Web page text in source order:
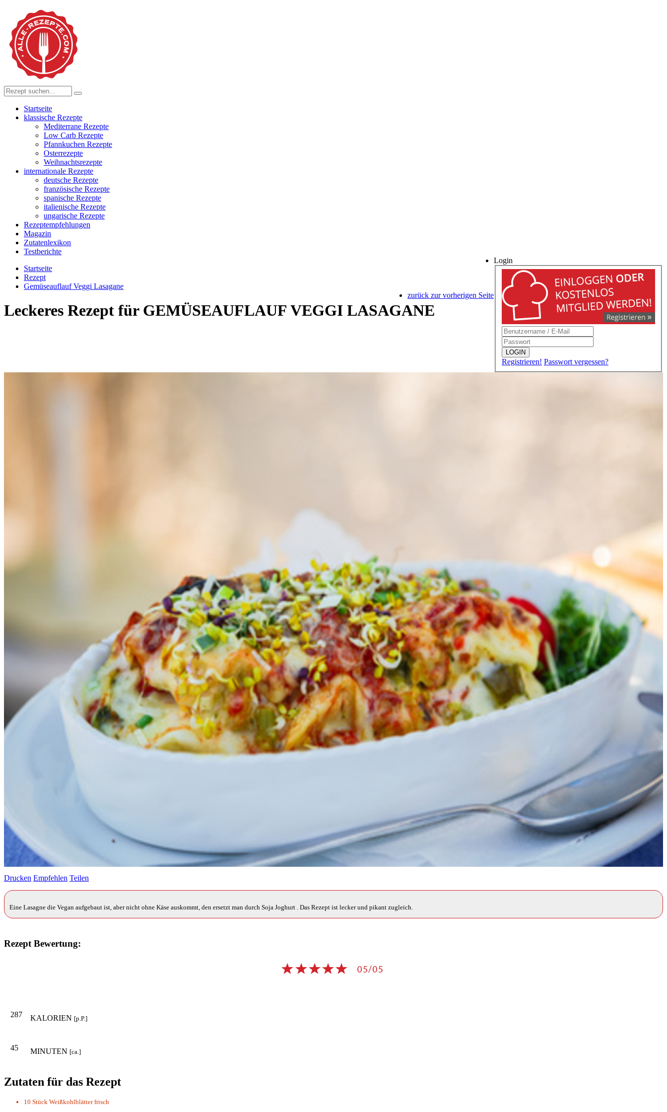
Startseite
klassische Rezepte
Mediterrane Rezepte
Low Carb Rezepte
Pfannkuchen Rezepte
Osterrezepte
Weihnachtsrezepte
internationale Rezepte
deutsche Rezepte
französische Rezepte
spanische Rezepte
italienische Rezepte
ungarische Rezepte
Rezeptempfehlungen
Magazin
Zutatenlexikon
Testberichte
Login
LOGIN
Registrieren! Passwort vergessen?
Startseite
Rezept
Gemüseauflauf Veggi Lasagane
zurück zur vorherigen Seite
Leckeres Rezept für GEMÜSEAUFLAUF VEGGI LASAGANE
Drucken Empfehlen Teilen
Eine Lasagne die Vegan aufgebaut ist, aber nicht ohne Käse auskommt, den ersetzt man durch Soja Joghurt . Das Rezept ist lecker und pikant zugleich.
Rezept Bewertung:
287 KALORIEN [p.P.]
45 MINUTEN [ca.]
Zutaten für das Rezept
10 Stück Weißkohlblätter frisch